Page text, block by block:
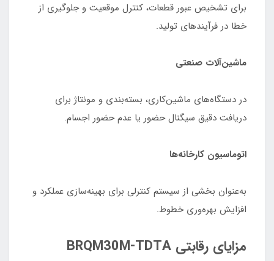
برای تشخیص عبور قطعات، کنترل موقعیت و جلوگیری از
خطا در فرآیندهای تولید.
ماشین‌آلات صنعتی
در دستگاه‌های ماشین‌کاری، بسته‌بندی و مونتاژ برای
دریافت دقیق سیگنال حضور یا عدم حضور اجسام.
اتوماسیون کارخانه‌ها
به‌عنوان بخشی از سیستم کنترلی برای بهینه‌سازی عملکرد و
افزایش بهره‌وری خطوط.
مزایای رقابتی BRQM30M‑TDTA